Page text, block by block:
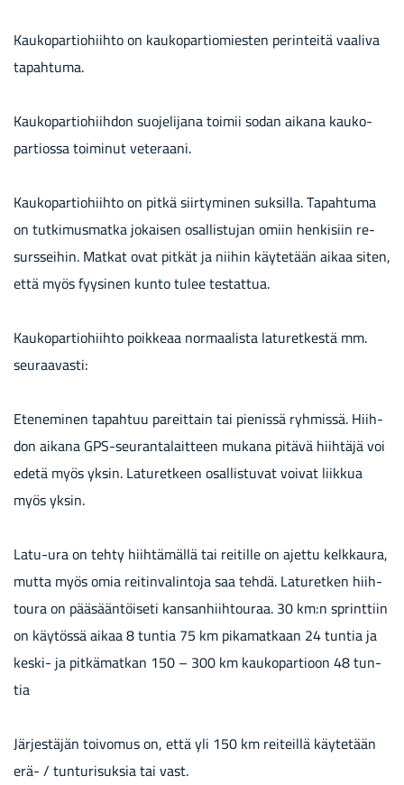
Kau­ko­par­tio­hiih­to on kau­ko­par­tio­mies­ten pe­rin­tei­tä vaa­li­va
ta­pah­tu­ma.
Kau­ko­par­tio­hiih­don suo­je­li­ja­na toi­mii sodan ai­ka­na kau­ko­
par­tios­sa toi­mi­nut ve­te­raa­ni.
Kau­ko­par­tio­hiih­to on pitkä siir­ty­mi­nen suk­sil­la. Ta­pah­tu­ma
on tut­ki­mus­mat­ka jo­kai­sen osal­lis­tu­jan omiin hen­ki­siin re­
surs­sei­hin. Mat­kat ovat pit­kät ja nii­hin käy­te­tään aikaa siten,
että myös fyy­si­nen kunto tulee tes­tat­tua.
Kau­ko­par­tio­hiih­to poik­ke­aa nor­maa­lis­ta la­tu­ret­kes­tä mm.
seu­raa­vas­ti:
Ete­ne­mi­nen ta­pah­tuu pa­reit­tain tai pie­nis­sä ryh­mis­sä. Hiih­
don ai­ka­na GPS-​seurantalaitteen mu­ka­na pi­tä­vä hiih­tä­jä voi
edetä myös yksin. La­tu­ret­keen osal­lis­tu­vat voi­vat liik­kua
myös yksin.
Latu-​ura on tehty hiih­tä­mäl­lä tai rei­til­le on ajet­tu kelk­kau­ra,
mutta myös omia rei­tin­va­lin­to­ja saa tehdä. La­tu­ret­ken hiih­
tou­ra on pää­sään­töi­se­ti kan­san­hiih­tou­raa. 30 km:n sprint­tiin
on käy­tös­sä aikaa 8 tun­tia 75 km pi­ka­mat­kaan 24 tun­tia ja
keski-​ ja pit­kä­mat­kan 150 – 300 km kau­ko­par­tioon 48 tun­
tia
Jär­jes­tä­jän toi­vo­mus on, että yli 150 km rei­teil­lä käy­te­tään
erä- / tun­tu­ri­suk­sia tai vast.